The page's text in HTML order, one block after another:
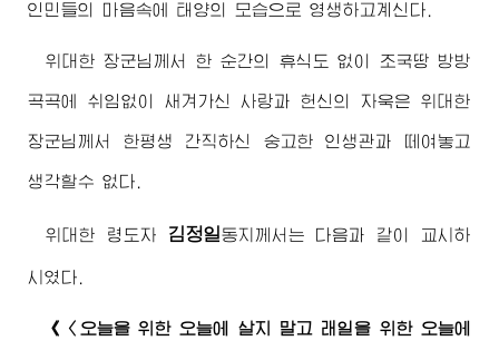
인민들의 마음속에 태양의 모습으로 영생하고계신다.
위대한 장군님께서 한 순간의 휴식도 없이 조국땅 방방
곡곡에 쉬임없이 새겨가신 사랑과 헌신의 자욱은 위대한
장군님께서 한평생 간직하신 숭고한 인생관과 떼여놓고
생각할수 없다.
위대한 령도자 김정일동지 께서는 다음과 같이 교시하
시였다.
《〈오늘을 위한 오늘에 살지 말고 래일을 위한 오늘에